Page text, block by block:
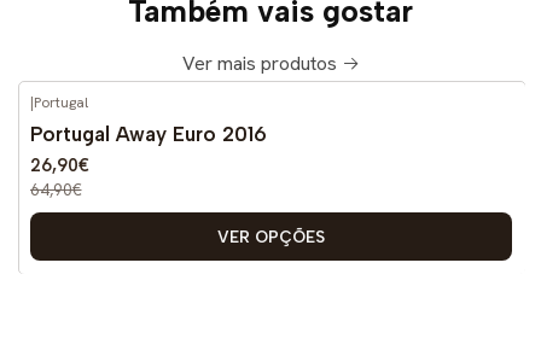
Também vais gostar
Ver mais produtos
DESCONTO
|Portugal
Portugal Away Euro 2016
26,90€
64,90€
VER OPÇÕES